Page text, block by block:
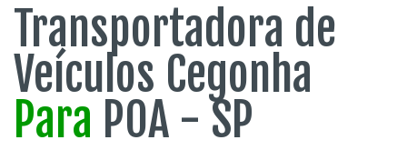
Transportadora de
Veículos Cegonha
Para POA - SP